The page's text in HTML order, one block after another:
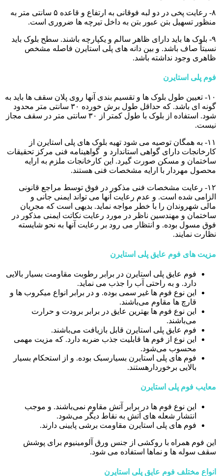
۸- رعایت پخی در دو لبه فوقانی به ارتفاع و قاعده ۵ سانتی متر به
منظور تسهیل بتن عبور بتن به داخل تیرچه ها ضروری است.
۹- بلوک ها باید دارای ظاهر سالم و یکپارچه باشند. سطح بلوک باید
نسبتاً صاف باشد. و بین دانه های پلی استایرن فاصله مشخص
ظاهری وجود نداشته باشد.
فوم پلی استایرن
۱۰- تعیین طول بلوک ها و تقسیم بندی آنها روی پلان سقف ها باید به
گونه ای باشد. که حداقل طول برش خورده ۳۰ سانتی متر محدود
شود. استفاده از بلوک با طول کمتر از ۳۰ سانتی متر در سقف مجاز
نیست.
۱۱- به همگان توصیه می شود تهیه بلوک های پلی استایرن از
کارخانجات دارای گواهی استاندارد و گواهینامه فنی مرکز تحقیقات
ساختمان و مسکن صورت گیرد. این کارخانجات ملزم به ارایه
محصول مهردار با ارایه مشخصات فنی هستند.
۱۲- رعایت مشخصات فنی مذکور در فوق توسط مراجع قانونی
الزامی شده است. و عدم رعایت آنها می تواند ایمنی جانی و
مالی شهروندان را با خطر مواجه نماید. بدیهی است که مجریان
ساختمان و مهندسین ناظر در مورد رعایت نکاتت ایمنی مذکور در
فوق مسول بوده. و انتظار می رود بر رعایت آنها به نحو شایسته
نظارت نمایند.
مزیت های فوم عایق پلی استایرن
فوم عایق پلی استایرن در برابر رطوبت مقاومت بسیار بالایی
دارد. و به راحتی آب را جذب می نماید.
این نوع فوم ها غیر سمی بوده. و در برابر انواع میکروب ها و
قارچ ها مقاوم می‌باشند.
این نوع فوم ها بهترین عایق در برابر برودت و حرارت
می‌باشند.
فوم عایق پلی استایرن قابل بازیافت می‌باشند.
این نوع از فوم ها قابلیت جذب ضربه دارد. که مزیت مهمی
محسوب می‌شود.
فوم های پلی استایرن بسیارسبک بوده. و از استحکام بسیار
بالایی برخوردارهستند.
معایب فوم پلی استایرن
این نوع فوم ها در برابر آتش مقاوم نمی‌باشند. و موجب
انتشار شعله های آتش به نقاط دیگر می‌شود.
فوم های پلی استایرن مقاومت برشی پایینی دارند.
این فوم همراه با روکشی از جنس ورق آلومینیوم برای پوشش
سقف سوله ها و نماها استفاده می شود.
انواع مختلف فوم عایق پلی استایرن